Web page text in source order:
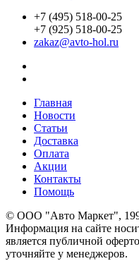
+7 (495) 518-00-25
+7 (925) 518-00-25
zakaz@avto-hol.ru
Главная
Новости
Статьи
Доставка
Оплата
Акции
Контакты
Помощь
© OOO "Авто Маркет",
Информация на сайте
является публичной
уточняйте у менеджеров.